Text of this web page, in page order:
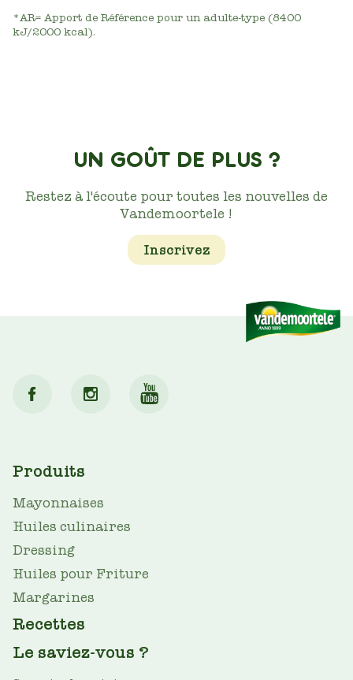
*AR= Apport de Référence pour un adulte-type (8400
kJ/2000 kcal).
UN GOÛT DE PLUS ?
Restez à l'écoute pour toutes les nouvelles de
Vandemoortele !
Inscrivez
MAIN
NAV
Produits
Mayonnaises
Huiles culinaires
Dressing
Huiles pour Friture
Margarines
Recettes
Le saviez-vous ?